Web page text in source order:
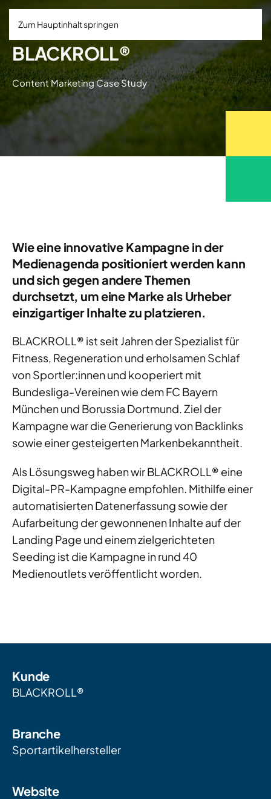
Zum Hauptinhalt springen
BLACKROLL®
Content Marketing Case Study
Wie eine innovative Kampagne in der
Medienagenda positioniert werden kann
und sich gegen andere Themen
durchsetzt, um eine Marke als Urheber
einzigartiger Inhalte zu platzieren.
BLACKROLL® ist seit Jahren der Spezialist für
Fitness, Regeneration und erholsamen Schlaf
von Sportler:innen und kooperiert mit
Bundesliga-Vereinen wie dem FC Bayern
München und Borussia Dortmund. Ziel der
Kampagne war die Generierung von Backlinks
sowie einer gesteigerten Markenbekanntheit.
Als Lösungsweg haben wir BLACKROLL® eine
Digital-PR-Kampagne empfohlen. Mithilfe einer
automatisierten Datenerfassung sowie der
Aufarbeitung der gewonnenen Inhalte auf der
Landing Page und einem zielgerichteten
Seeding ist die Kampagne in rund 40
Medienoutlets veröffentlicht worden.
Kunde
BLACKROLL®
Branche
Sportartikelhersteller
Website